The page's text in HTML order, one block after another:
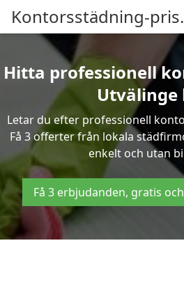
Kontorsstädning-
Hitta professionell
Utvälinge
Letar du efter professionell
Få 3 offerter från lokala
enkelt och utan
Få 3 erbjudanden, gratis